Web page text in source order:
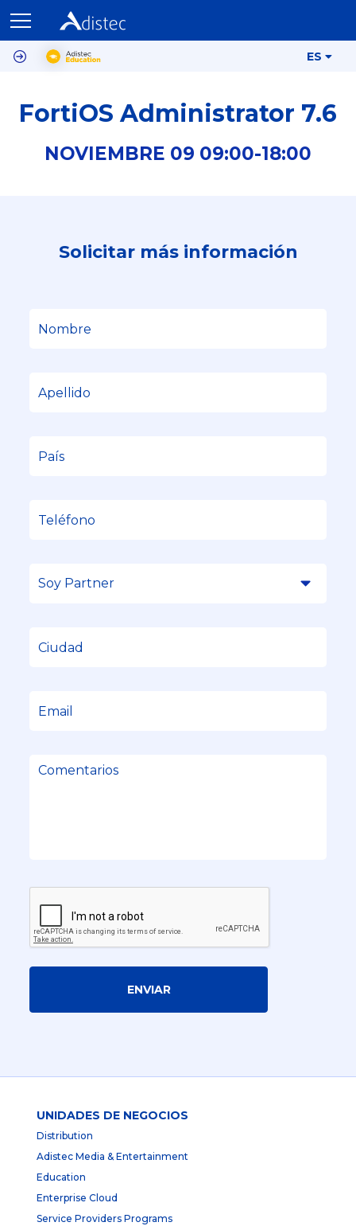
ES
FortiOS Administrator 7.6
NOVIEMBRE 09 09:00-18:00
Solicitar más información
ENVIAR
UNIDADES DE NEGOCIOS
Distribution
Adistec Media & Entertainment
Education
Enterprise Cloud
Service Providers Programs